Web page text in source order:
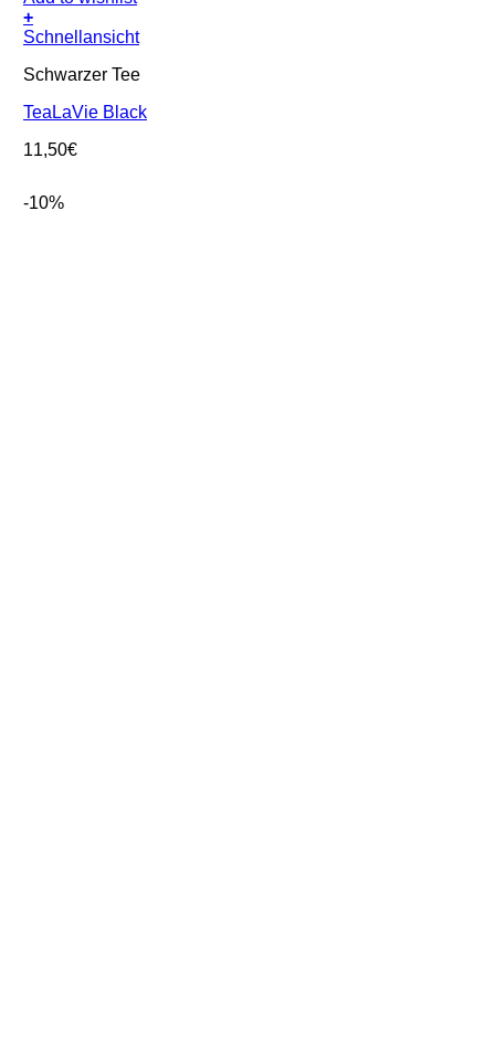
+
Schnellansicht
Schwarzer Tee
TeaLaVie Black
11,50€
-10%